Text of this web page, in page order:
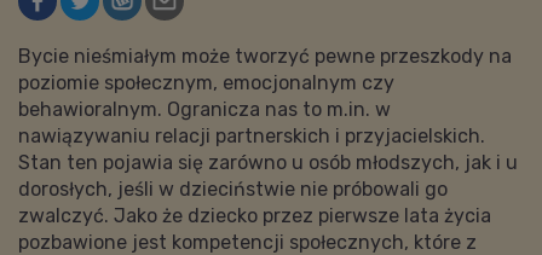
Bycie nieśmiałym może tworzyć pewne przeszkody na
poziomie społecznym, emocjonalnym czy
behawioralnym. Ogranicza nas to m.in. w
nawiązywaniu relacji partnerskich i przyjacielskich.
Stan ten pojawia się zarówno u osób młodszych, jak i u
dorosłych, jeśli w dzieciństwie nie próbowali go
zwalczyć. Jako że dziecko przez pierwsze lata życia
pozbawione jest kompetencji społecznych, które z